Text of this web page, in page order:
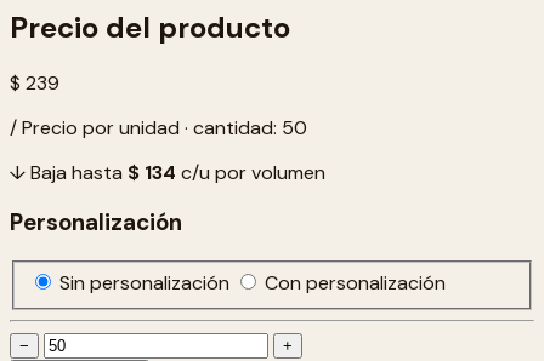
Precio del producto
$ 239
/ Precio por unidad · cantidad: 50
↓ Baja hasta $ 134 c/u por volumen
Personalización
Sin personalización Con personalización
−
+